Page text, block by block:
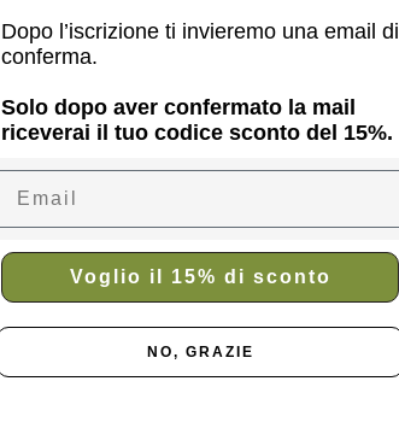
Dopo l’iscrizione ti invieremo una email di
conferma.
Solo dopo aver confermato la mail
riceverai il tuo codice sconto del 15%.
Voglio il 15% di sconto
NO, GRAZIE